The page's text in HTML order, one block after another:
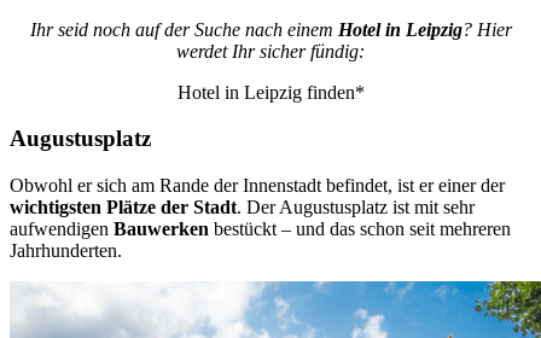
Ihr seid noch auf der Suche nach einem Hotel in Leipzig? Hier
werdet Ihr sicher fündig:
Hotel in Leipzig finden*
Augustusplatz
Obwohl er sich am Rande der Innenstadt befindet, ist er einer der
wichtigsten Plätze der Stadt. Der Augustusplatz ist mit sehr
aufwendigen Bauwerken bestückt – und das schon seit mehreren
Jahrhunderten.